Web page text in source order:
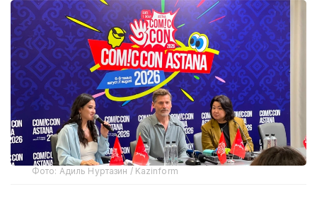
Фото: Адиль Нуртазин / Kazinform